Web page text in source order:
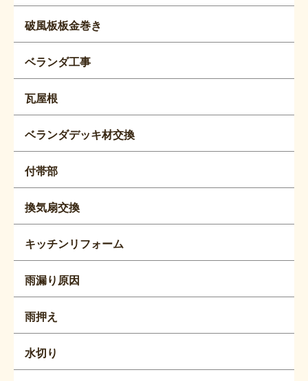
破風板板金巻き
ベランダ工事
瓦屋根
ベランダデッキ材交換
付帯部
換気扇交換
キッチンリフォーム
雨漏り原因
雨押え
水切り